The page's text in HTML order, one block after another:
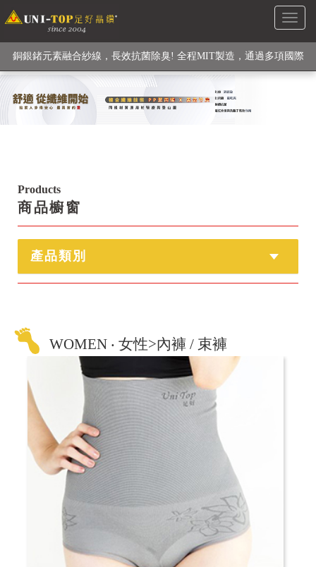
Toggle
銅銀鍺元素融合紗線，長效抗菌除臭! 全程MIT製造，通過多項國際
檢驗
【快來點我】H型銅銀纖維長效PP能量護膝! 支撐. 包覆感. 超透氣.
循環好
Products
商品櫥窗
產品類別
WOMEN ‧ 女性>內褲 / 束褲